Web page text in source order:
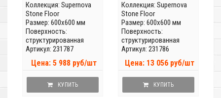
Коллекция: Supernova
Stone Floor
Размер: 600x600 мм
Поверхность:
структурированная
Артикул: 231787
Цена: 5 988 руб/шт
КУПИТЬ
Коллекция: Supernova
Stone Floor
Размер: 600x600 мм
Поверхность:
структурированная
Артикул: 231786
Цена: 13 056 руб/шт
КУПИТЬ